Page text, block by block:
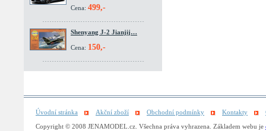
Cena: 499,-
Shenyang J-2 Jianjij…
Cena: 150,-
Úvodní stránka Akční zboží Obchodní podmínky Kontakty
Copyright © 2008 JENAMODEL.cz. Všechna práva vyhrazena. Základem webu je